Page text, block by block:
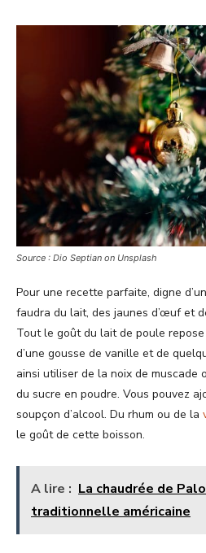
Source : Dio Septian on Unsplash
Pour une recette parfaite, digne
faudra du lait, des jaunes d’œuf et
Tout le goût du lait de poule repose
d’une gousse de vanille et de
ainsi utiliser de la noix de muscade
du sucre en poudre. Vous pouvez
soupçon d’alcool. Du rhum ou de la
le goût de cette boisson.
A lire : La chaudrée de
traditionnelle américaine